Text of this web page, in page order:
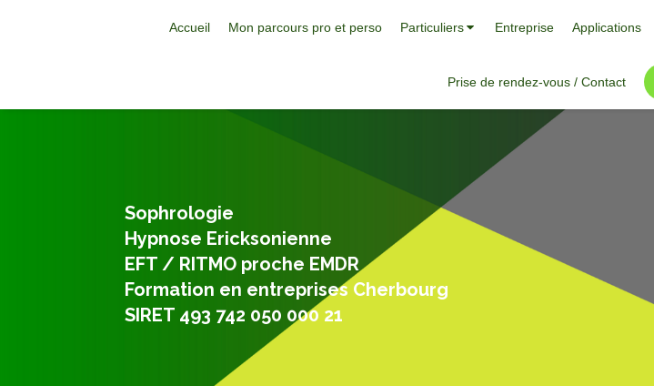
Accueil Mon parcours pro et perso Particuliers Entreprise Applications
Prise de rendez-vous / Contact
Sophrologie
Hypnose Ericksonienne
EFT / RITMO proche EMDR
Formation en entreprises Cherbourg
SIRET 493 742 050 000 21